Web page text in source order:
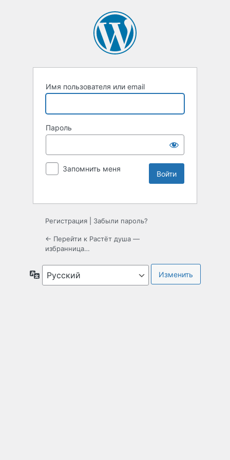
Имя пользователя или email
Пароль
Запомнить меня
Регистрация Забыли пароль?
← Перейти к Растёт душа —
избранница…
Язык